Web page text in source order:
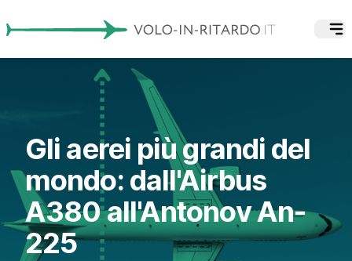
Gli aerei più grandi del
mondo: dall'Airbus
A380 all'Antonov An-
225